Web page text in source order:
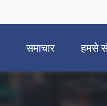
समाचार हमसे